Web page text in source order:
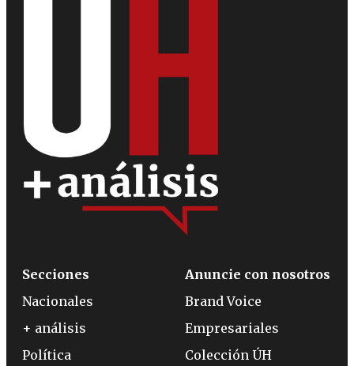
Secciones
Nacionales
+ análisis
Política
Anuncie con nosotros
Brand Voice
Empresariales
Colección ÚH